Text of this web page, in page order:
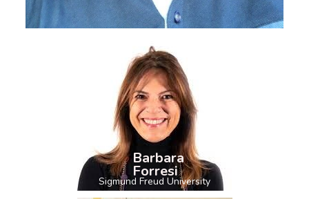
Barbara
Forresi
Sigmund Freud University